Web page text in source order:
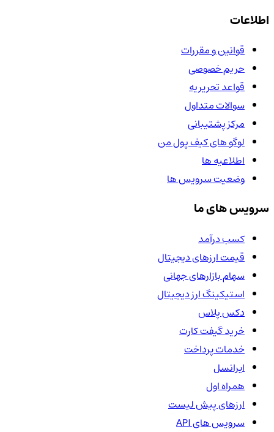
اطلاعات
قوانین و مقررات
حریم خصوصی
قواعد تحریریه
سوالات متداول
مرکز پشتیبانی
لوگو های کیف پول من
اطلاعیه ها
وضعیت سرویس ها
سرویس های ما
کسب درآمد
قیمت ارزهای دیجیتال
سهام بازارهای جهانی
استیکینگ ارز دیجیتال
دکس پلاس
خرید گیفت کارت
خدمات پرداخت
ایرانسل
همراه اول
ارزهای پیش لیست
سرویس های API